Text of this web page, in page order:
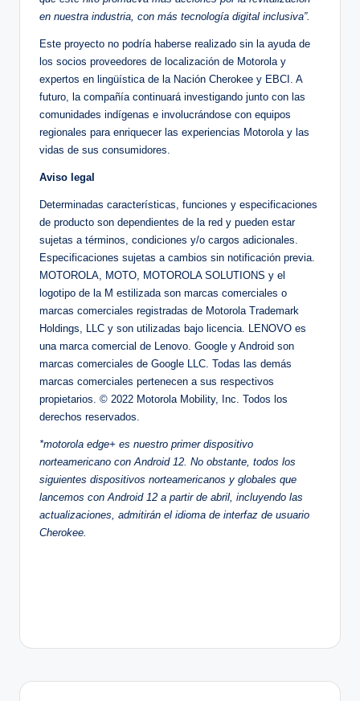
en nuestra industria, con más tecnología digital inclusiva”.
Este proyecto no podría haberse realizado sin la ayuda de
los socios proveedores de localización de Motorola y
expertos en lingüística de la Nación Cherokee y EBCI. A
futuro, la compañía continuará investigando junto con las
comunidades indígenas e involucrándose con equipos
regionales para enriquecer las experiencias Motorola y las
vidas de sus consumidores.
Aviso legal
Determinadas características, funciones y especificaciones
de producto son dependientes de la red y pueden estar
sujetas a términos, condiciones y/o cargos adicionales.
Especificaciones sujetas a cambios sin notificación previa.
MOTOROLA, MOTO, MOTOROLA SOLUTIONS y el
logotipo de la M estilizada son marcas comerciales o
marcas comerciales registradas de Motorola Trademark
Holdings, LLC y son utilizadas bajo licencia. LENOVO es
una marca comercial de Lenovo. Google y Android son
marcas comerciales de Google LLC. Todas las demás
marcas comerciales pertenecen a sus respectivos
propietarios. © 2022 Motorola Mobility, Inc. Todos los
derechos reservados.
*motorola edge+ es nuestro primer dispositivo
norteamericano con Android 12. No obstante, todos los
siguientes dispositivos norteamericanos y globales que
lancemos con Android 12 a partir de abril, incluyendo las
actualizaciones, admitirán el idioma de interfaz de usuario
Cherokee.